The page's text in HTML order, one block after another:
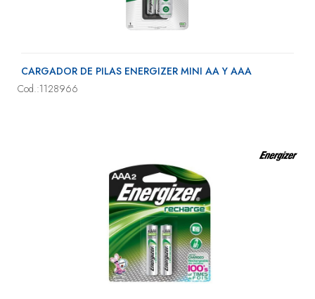
CARGADOR DE PILAS ENERGIZER MINI AA Y AAA
Cod.:1128966